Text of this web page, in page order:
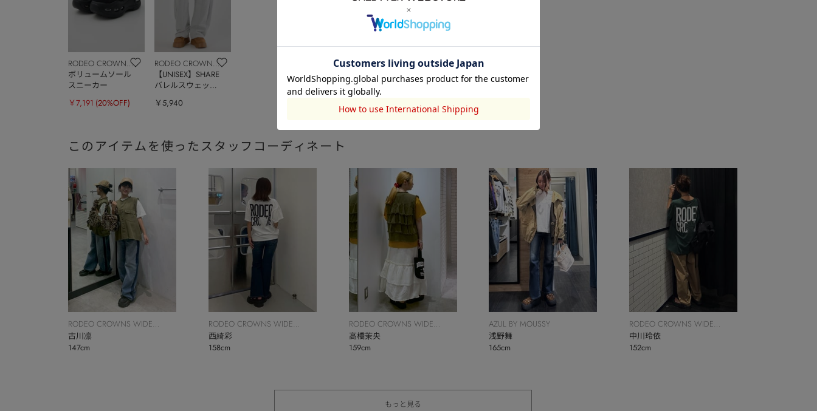
RODEO CROWNS
WIDE BOWL
ボリュームソール
スニーカー
￥7,191 (20%OFF)
RODEO CROWNS
WIDE BOWL
【UNISEX】SHARE
バレルスウェット
￥5,940
このアイテムを使ったスタッフコーディネート
RODEO CROWNS WIDE
BOWL
古川凛
147cm
RODEO CROWNS WIDE
BOWL
西綺彩
158cm
RODEO CROWNS WIDE
BOWL
高橋茉央
159cm
AZUL BY MOUSSY
浅野舞
165cm
RODEO CROWNS WIDE
BOWL
中川玲依
152cm
もっと見る